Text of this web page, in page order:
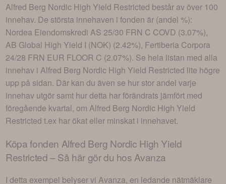
Alfred Berg Nordic High Yield Restricted består av över 100
innehav. De största innehaven i fonden är (andel %):
Nordea Eiendomskredi AS 25/30 FRN C COVD (3.07%),
AB Global High Yield I (NOK) (2.42%), Fertiberia Corpora
24/28 FRN EUR FLOOR C (2.07%). Se hela listan med alla
innehav iAlfred Berg Nordic High Yield Restricted lite högre
upp på sidan. Där kan du även se hur stor andel varje
innehav utgör samt hur detta har förändrats jämfört med
föregående kvartal, omAlfred Berg Nordic High Yield
Restricted t.ex har ökat eller minskat i innehavet.
Köpa fonden Alfred Berg Nordic High Yield
Restricted– Så här gör du hos Avanza
I detta exempel belyser vi Avanza, en ledande nätmäklare